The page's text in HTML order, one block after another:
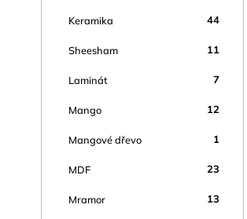
Keramika 44
Sheesham 11
Laminát 7
Mango 12
Mangové dřevo 1
MDF 23
Mramor 13